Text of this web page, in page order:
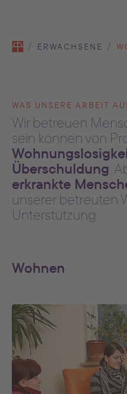
ERWACHSENE
WAS UNSERE ARBEIT
Wir betreuen
sein können von
Überschuldung.
erkrankte
unserer betreuten
Unterstützung.
Wohnen